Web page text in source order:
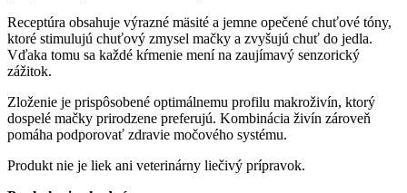
Receptúra obsahuje výrazné mäsité a jemne opečené chuťové tóny,
ktoré stimulujú chuťový zmysel mačky a zvyšujú chuť do jedla.
Vďaka tomu sa každé kŕmenie mení na zaujímavý senzorický
zážitok.
Zloženie je prispôsobené optimálnemu profilu makroživín, ktorý
dospelé mačky prirodzene preferujú. Kombinácia živín zároveň
pomáha podporovať zdravie močového systému.
Produkt nie je liek ani veterinárny liečivý prípravok.